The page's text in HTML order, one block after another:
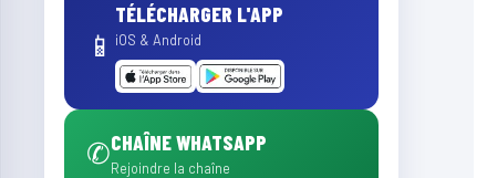
📱
TÉLÉCHARGER L'APP
iOS & Android
✆CHAÎNE WHATSAPP
Rejoindre la chaîne